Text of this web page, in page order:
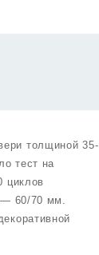
толщиной 35-
тест на
циклов
— 60/70 мм.